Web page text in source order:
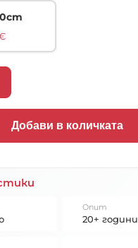
Добави в количката
Опит
20+ години